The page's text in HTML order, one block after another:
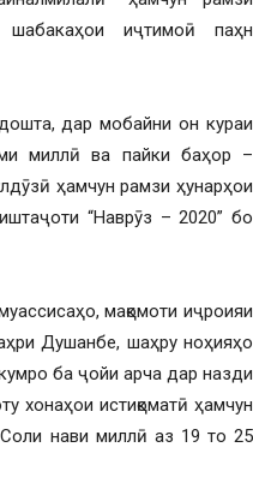
иҷтимоӣ паҳн
дар мобайни он кураи
миллӣ ва пайки баҳор –
ҳамчун рамзи ҳунарҳои
“Наврӯз – 2020” бо
мақомоти иҷроияи
Душанбе, шаҳру ноҳияҳо
ба ҷойи арча дар назди
хонаҳои истиқоматӣ ҳамчун
нави миллӣ аз 19 то 25